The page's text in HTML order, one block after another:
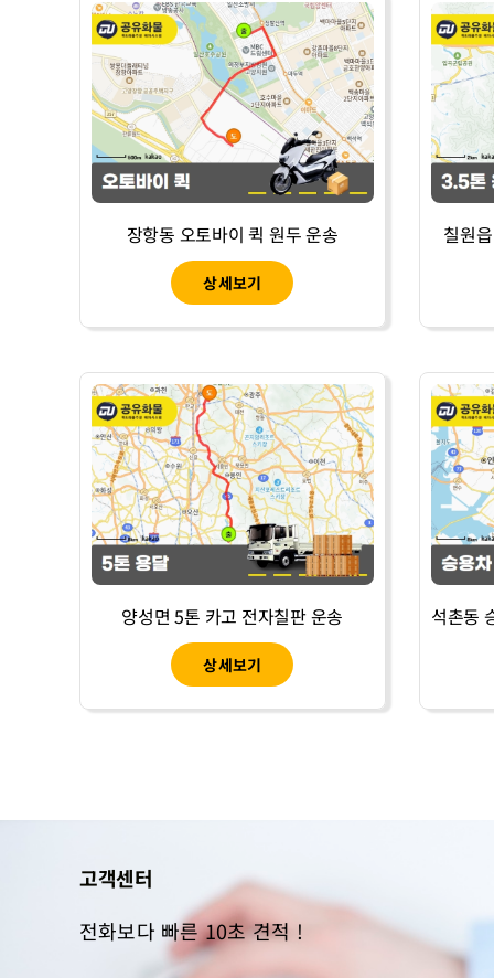
장항동 오토바이 퀵 원두 운송
상세보기
칠원
양성면 5톤 카고 전자칠판 운송
상세보기
석촌동
고객센터
전화보다 빠른 10초 견적 !